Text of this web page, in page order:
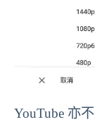
YouTube 亦